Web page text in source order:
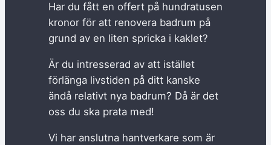
Har du fått en offert på hundratusen
kronor för att renovera badrum på
grund av en liten spricka i kaklet?
Är du intresserad av att istället
förlänga livstiden på ditt kanske
ändå relativt nya badrum? Då är det
oss du ska prata med!
Vi har anslutna hantverkare som är